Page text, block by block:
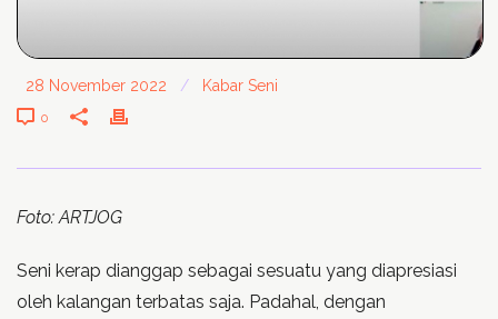
28 November 2022 / Kabar Seni
0
Foto: ARTJOG
Seni kerap dianggap sebagai sesuatu yang diapresiasi
oleh kalangan terbatas saja. Padahal, dengan